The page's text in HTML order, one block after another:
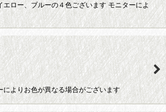
ロー、ブルーの４色ございます モニターによ
よりお色が異なる場合がございます